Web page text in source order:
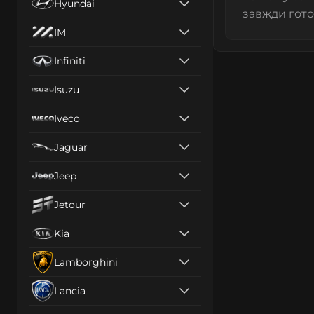
Hyundai
IM
Infiniti
Isuzu
Iveco
Jaguar
Jeep
Jetour
Kia
Lamborghini
Lancia
завжди